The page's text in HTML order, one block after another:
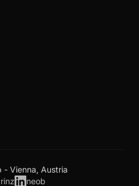
Vienna, Austria
neob